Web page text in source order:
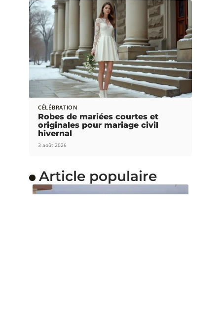
CÉLÉBRATION
Robes de mariées courtes et
originales pour mariage civil
hivernal
3 août 2026
Article populaire